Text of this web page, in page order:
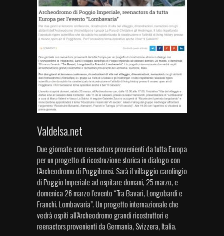
Valdelsa.net
Due giornate con reenactors provenienti da tutta Europa
per un progetto di ricostruzione storica in dialogo con
l’Archeodromo di Poggibonsi. Sarà il villaggio carolingio
di Poggio Imperiale ad ospitare domani, 25 marzo, e
domenica 26 marzo l’evento “Tra Bavari, Longobardi e
Franchi. Lombavaria”. Un progetto internazionale che
vedrà ospiti all’Archeodromo grandi ricostruttori e
reenactors provenienti da Germania, Svizzera, Italia.